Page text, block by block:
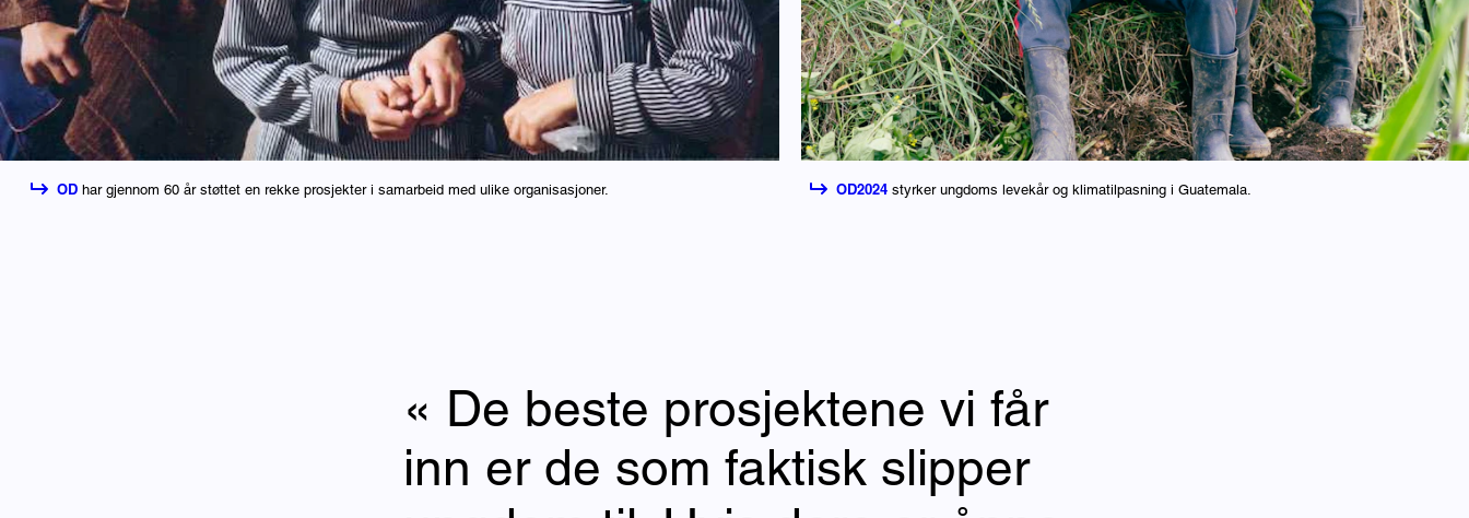
OD har gjennom 60 år støttet en rekke prosjekter i samarbeid med ulike organisasjoner. OD2024 styrker ungdoms levekår og klimatilpasning i Guatemala.
« De beste prosjektene vi får
inn er de som faktisk slipper